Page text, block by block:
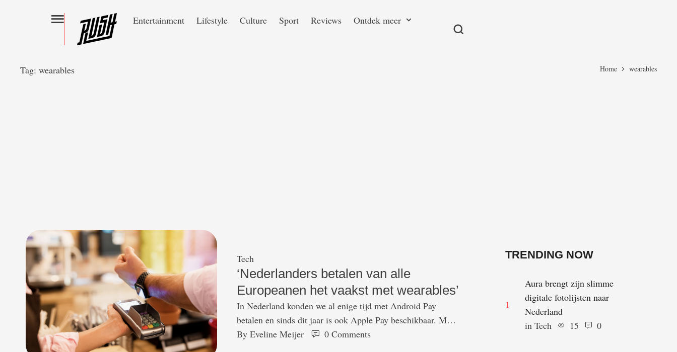
Entertainment Lifestyle Culture Sport Reviews Ontdek meer
Tag: wearables Home wearables
Tech
‘Nederlanders betalen van alle
Europeanen het vaakst met wearables’
In Nederland konden we al enige tijd met Android Pay
betalen en sinds dit jaar is ook Apple Pay beschikbaar. Met
dit soort diensten kun je met je smartphone afrekenen, maar
By Eveline Meijer 0 Comments
TRENDING NOW
1
Aura brengt zijn slimme
digitale fotolijsten naar
Nederland
in Tech 15 0